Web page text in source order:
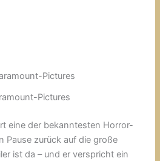
Pictures
eine der bekanntesten Horror-
Pause zurück auf die große
ist da – und er verspricht ein